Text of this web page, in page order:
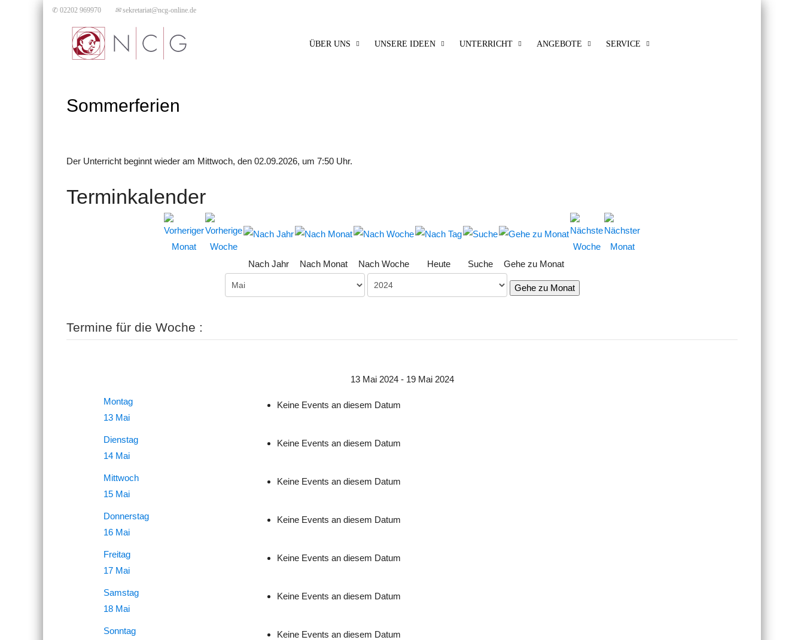
✆ 02202 969970 ✉sekretariat@ncg-online.de
ÜBER UNS UNSERE IDEEN UNTERRICHT ANGEBOTE SERVICE
Sommerferien
Der Unterricht beginnt wieder am Mittwoch, den 02.09.2026, um 7:50 Uhr.
Terminkalender
Nach Jahr Nach Monat Nach Woche Heute Suche Gehe zu Monat
Gehe zu Monat
Termine für die Woche :
13 Mai 2024 - 19 Mai 2024
Montag
13 Mai
Keine Events an diesem Datum
Dienstag
14 Mai
Keine Events an diesem Datum
Mittwoch
15 Mai
Keine Events an diesem Datum
Donnerstag
16 Mai
Keine Events an diesem Datum
Freitag
17 Mai
Keine Events an diesem Datum
Samstag
18 Mai
Keine Events an diesem Datum
Sonntag
Keine Events an diesem Datum